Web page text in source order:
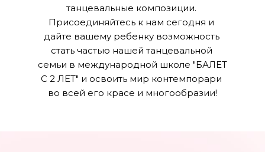
танцевальные композиции.
Присоединяйтесь к нам сегодня и
дайте вашему ребенку возможность
стать частью нашей танцевальной
семьи в международной школе "БАЛЕТ
С 2 ЛЕТ" и освоить мир контемпорари
во всей его красе и многообразии!